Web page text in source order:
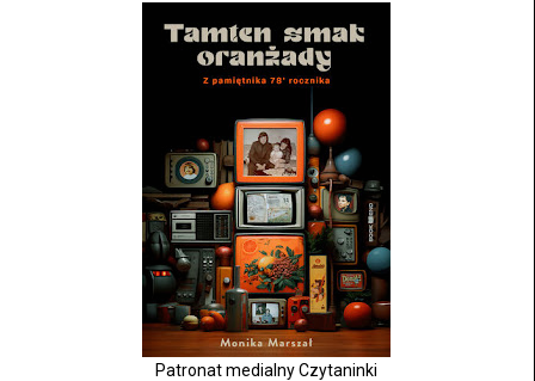
Patronat medialny Czytaninki